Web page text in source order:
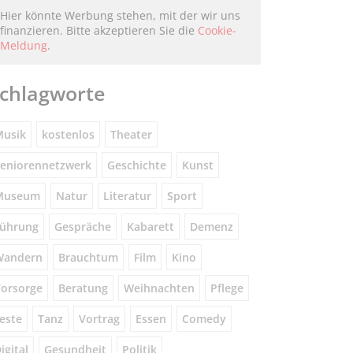
Hier könnte Werbung stehen, mit der wir uns
finanzieren. Bitte akzeptieren Sie die Cookie-
Meldung.
kostenlos Theater
Geschichte Kunst
Natur Literatur Sport
Gespräche Kabarett Demenz
Brauchtum Film Kino
Beratung Weihnachten Pflege
Tanz Vortrag Essen Comedy
Gesundheit Politik